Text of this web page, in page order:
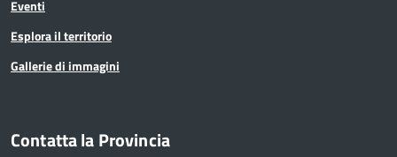
Istruttore Direttivo Leg. Amministrativo -
Avvocato (Funzionario ed elevata qualificazione)
Eventi
Esplora il territorio
Gallerie di immagini
Contatta la Provincia